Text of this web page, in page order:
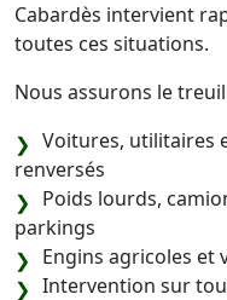
Cabardès intervient
toutes ces situations.
Nous assurons le
Voitures, utilitaires
renversés
Poids lourds,
parkings
Engins agricoles et
Intervention sur